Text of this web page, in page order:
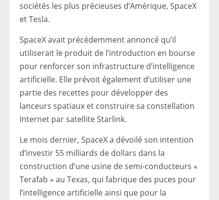
sociétés les plus précieuses d’Amérique, SpaceX
et Tesla.
SpaceX avait précédemment annoncé qu’il
utiliserait le produit de l’introduction en bourse
pour renforcer son infrastructure d’intelligence
artificielle. Elle prévoit également d’utiliser une
partie des recettes pour développer des
lanceurs spatiaux et construire sa constellation
Internet par satellite Starlink.
Le mois dernier, SpaceX a dévoilé son intention
d’investir 55 milliards de dollars dans la
construction d’une usine de semi-conducteurs «
Terafab » au Texas, qui fabrique des puces pour
l’intelligence artificielle ainsi que pour la